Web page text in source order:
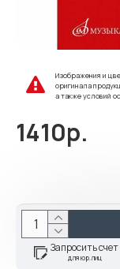
Изображения и
оригинала
а также условий
1410р.
Запросить счет
для юр.лиц